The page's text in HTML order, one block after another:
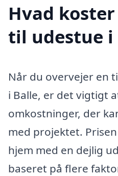
Hvad
til udestue i
Når du overvejer en
i Balle, er det vigtigt
omkostninger, der
med projektet.
hjem med en dejlig
baseret på flere